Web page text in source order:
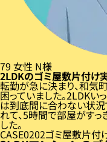
79 女性 N様
2LDKのゴミ屋敷片付け
転勤が急に決まり、和気
困っていました。2LDKい
は到底間に合わない状況
れて、5時間で部屋がす
した。
CASE 02ゴミ屋敷片付